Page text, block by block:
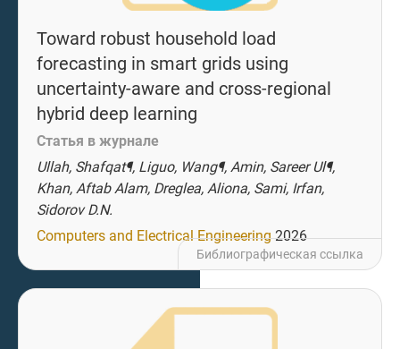
Toward robust household load
forecasting in smart grids using
uncertainty-aware and cross-regional
hybrid deep learning
Статья в журнале
Ullah, Shafqat¶, Liguo, Wang¶, Amin, Sareer Ul¶,
Khan, Aftab Alam, Dreglea, Aliona, Sami, Irfan,
Sidorov D.N.
Computers and Electrical Engineering 2026
Библиографическая ссылка